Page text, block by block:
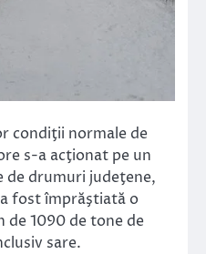
condiţii normale de
s-a acţionat pe un
de drumuri judeţene,
fost împrăştiată o
de 1090 de tone de
sare.